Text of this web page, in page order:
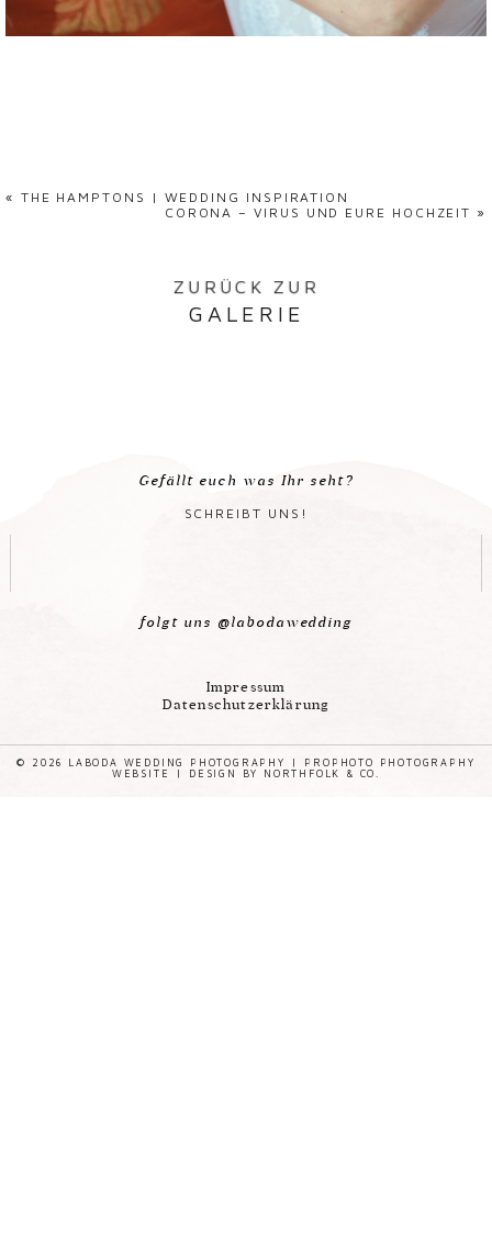
« THE HAMPTONS | WEDDING INSPIRATION
CORONA – VIRUS UND EURE HOCHZEIT »
GALERIE
ZURÜCK ZUR
Gefällt euch was Ihr seht?
SCHREIBT UNS!
folgt uns @labodawedding
Impressum
Datenschutzerklärung
© 2026 LABODA WEDDING PHOTOGRAPHY |
PROPHOTO PHOTOGRAPHY
WEBSITE
| DESIGN BY NORTHFOLK & CO.